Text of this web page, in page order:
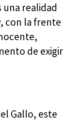
una realidad
con la frente
de exigir
Gallo, este